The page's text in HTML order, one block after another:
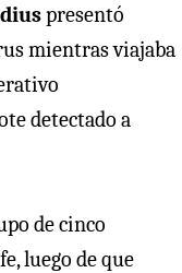
presentó
mientras viajaba
detectado a
de cinco
luego de que